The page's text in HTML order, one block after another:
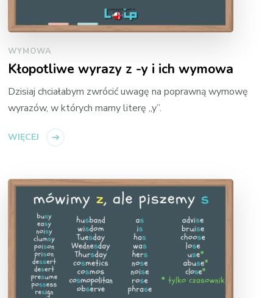
WYMOWA
Kłopotliwe wyrazy z -y i ich wymowa
Dzisiaj chciałabym zwrócić uwagę na poprawną wymowę
wyrazów, w których mamy literę „y”.
WIĘCEJ